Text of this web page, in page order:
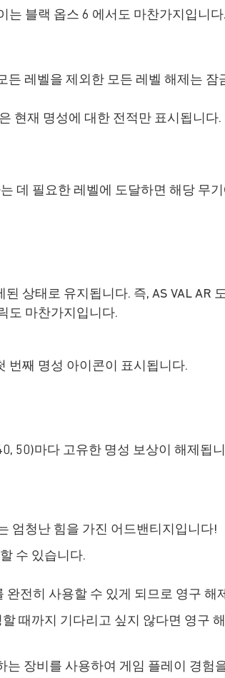
는 블랙 옵스 6 에서도 마찬가지입니
든 레벨을 제외한 모든 레벨 해제는 잠
현재 명성에 대한 전적만 표시됩니다.
데 필요한 레벨에 도달하면 해당 무
상태로 유지됩니다. 즉, AS VAL AR
도 마찬가지입니다.
번째 명성 아이콘이 표시됩니다.
50)마다 고유한 명성 보상이 해제됩
엄청난 힘을 가진 어드밴티지입니다!
수 있습니다.
전히 사용할 수 있게 되므로 영구 해
때까지 기다리고 싶지 않다면 영구
장비를 사용하여 게임 플레이 경험